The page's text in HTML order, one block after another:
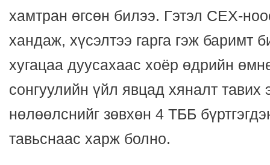
хамтран өгсөн билээ. Гэтэл СЕХ-
хандаж, хүсэлтээ гарга гэж баримт
хугацаа дуусахаас хоёр өдрийн
сонгуулийн үйл явцад хяналт тавих
нөлөөлснийг зөвхөн 4 ТББ
тавьснаас харж болно.